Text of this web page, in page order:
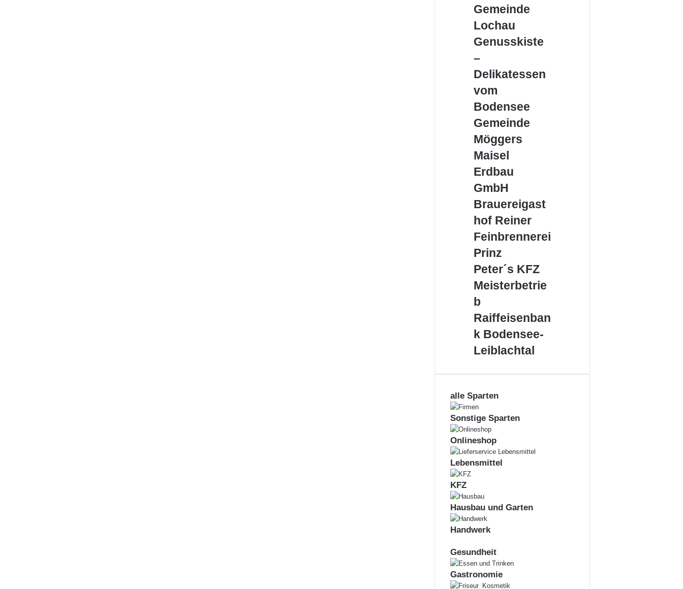
Gemeinde
Gemeinde
Lochau
Genusskiste
Delikatessen
vom
Genusskiste
–
Delikatessen
vom
Bodensee
Gemeinde
Gemeinde
Möggers
Maisel
GmbH
Maisel
Erdbau
GmbH
Brauereigasthof
Brauereigast
hof Reiner
Feinbrennerei
Feinbrennerei
Prinz
Peter
KFZ
Meisterbetrieb
Peter´s KFZ
Meisterbetrie
b
Raiffeisenbank
Leiblachtal
Raiffeisenban
k Bodensee-
Leiblachtal
alle Sparten
Sonstige Sparten
Onlineshop
Lebensmittel
KFZ
Hausbau und Garten
Handwerk
Gesundheit
Gastronomie